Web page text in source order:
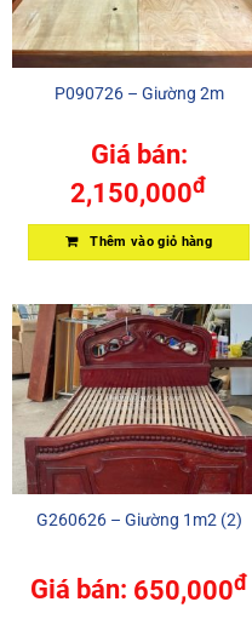
P090726 – Giường 2m
Giá bán:
2,150,000đ
Thêm vào giỏ hàng
G260626 – Giường 1m2 (2)
Giá bán: 650,000đ